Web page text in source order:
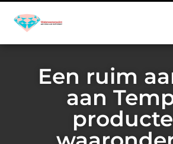
Een ruim
aan